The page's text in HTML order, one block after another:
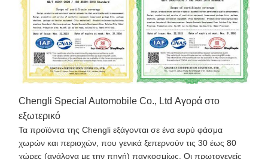
Chengli Special Automobile Co., Ltd Αγορά στο
εξωτερικό
Τα προϊόντα της Chengli εξάγονται σε ένα ευρύ φάσμα
χωρών και περιοχών, που γενικά ξεπερνούν τις 30 έως 80
χώρες (ανάλογα με την πηγή) παγκοσμίως. Οι πρωτογενείς